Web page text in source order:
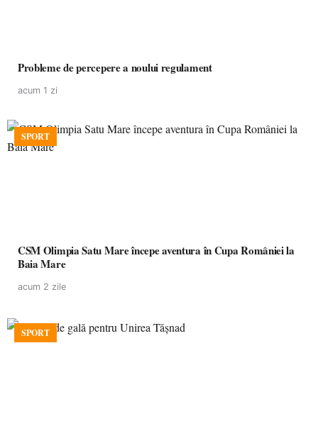
Probleme de percepere a noului regulament
acum 1 zi
SPORT
CSM Olimpia Satu Mare începe aventura în Cupa României la
Baia Mare
acum 2 zile
SPORT